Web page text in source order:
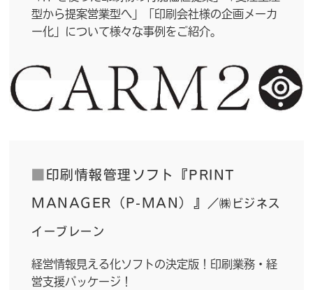
型から提案営業型へ」「印刷会社様の企画メーカ
ー化」について様々な事例をご紹介。
■印刷情報管理ソフト『PRINT
MANAGER（P-MAN）』
／㈱ビジネス
イーブレーン
経営情報見える化ソフトの決定版！印刷業務・経
営支援パッケージ！